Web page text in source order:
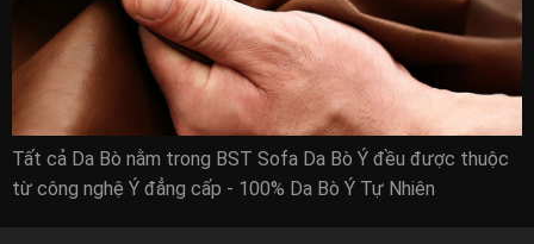
Tất cả Da Bò nằm trong BST Sofa Da Bò Ý đều được thuộc
từ công nghệ Ý đẳng cấp - 100% Da Bò Ý Tự Nhiên